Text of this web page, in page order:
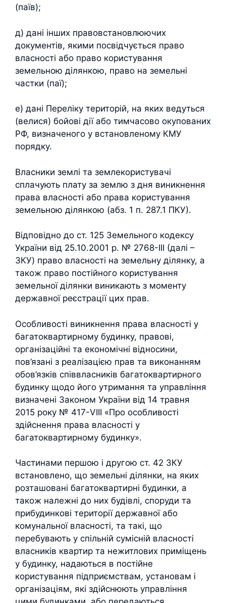
(паїв);
д) дані інших правовстановлюючих
документів, якими посвідчується право
власності або право користування
земельною ділянкою, право на земельні
частки (паї);
е) дані Переліку територій, на яких ведуться
(велися) бойові дії або тимчасово окупованих
РФ, визначеного у встановленому КМУ
порядку.
Власники землі та землекористувачі
сплачують плату за землю з дня виникнення
права власності або права користування
земельною ділянкою (абз. 1 п. 287.1 ПКУ).
Відповідно до ст. 125 Земельного кодексу
України від 25.10.2001 р. № 2768-III (далі –
ЗКУ) право власності на земельну ділянку, а
також право постійного користування
земельної ділянки виникають з моменту
державної реєстрації цих прав.
Особливості виникнення права власності у
багатоквартирному будинку, правові,
організаційні та економічні відносини,
пов’язані з реалізацією прав та виконанням
обов’язків співвласників багатоквартирного
будинку щодо його утримання та управління
визначені Законом України від 14 травня
2015 року № 417-VIII «Про особливості
здійснення права власності у
багатоквартирному будинку».
Частинами першою і другою ст. 42 ЗКУ
встановлено, що земельні ділянки, на яких
розташовані багатоквартирні будинки, а
також належні до них будівлі, споруди та
прибудинкові території державної або
комунальної власності, та такі, що
перебувають у спільній сумісній власності
власників квартир та нежитлових приміщень
у будинку, надаються в постійне
користування підприємствам, установам і
організаціям, які здійснюють управління